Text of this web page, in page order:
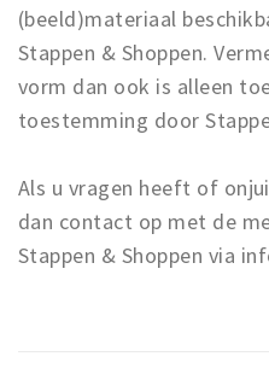
(beeld)materiaal
Stappen & Shoppen.
vorm dan ook is alleen
toestemming door
Als u vragen heeft of
dan contact op met de
Stappen & Shoppen via